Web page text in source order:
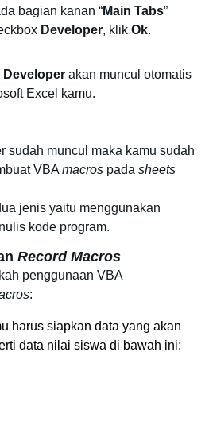
bagian kanan “Main Tabs”
Developer, klik Ok.
Developer akan muncul otomatis
Excel kamu.
sudah muncul maka kamu sudah
VBA macros pada
jenis yaitu menggunakan
kode program.
Record Macros
penggunaan VBA
:
harus siapkan data yang akan
data nilai siswa di bawah ini: